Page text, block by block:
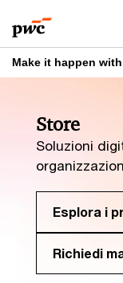
to
content
to
footer
Make it happen with
Soluzioni
Store
Esplora i
Richiedi